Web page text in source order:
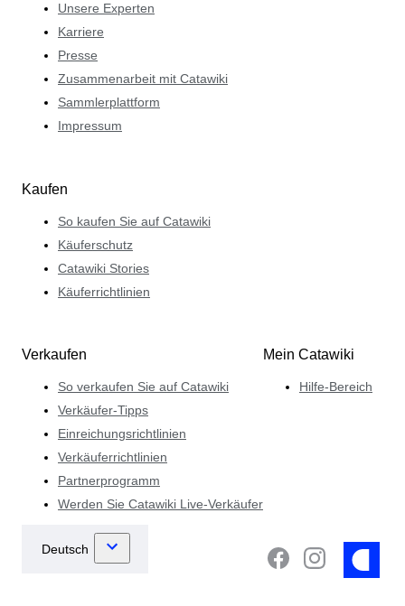
Unsere Experten
Karriere
Presse
Zusammenarbeit mit Catawiki
Sammlerplattform
Impressum
Kaufen
So kaufen Sie auf Catawiki
Käuferschutz
Catawiki Stories
Käuferrichtlinien
Verkaufen
So verkaufen Sie auf Catawiki
Verkäufer-Tipps
Einreichungsrichtlinien
Verkäuferrichtlinien
Partnerprogramm
Werden Sie Catawiki Live-Verkäufer
Mein Catawiki
Hilfe-Bereich